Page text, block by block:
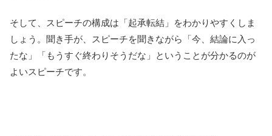
そして、スピーチの構成は「起承転結」をわかりやすくしま
しょう。聞き手が、スピーチを聞きながら「今、結論に入っ
たな」「もうすぐ終わりそうだな」ということが分かるのが
よいスピーチです。